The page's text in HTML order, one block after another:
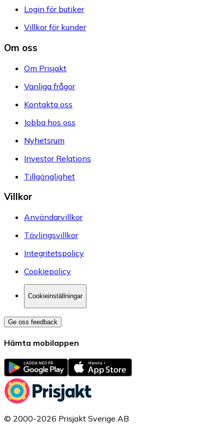
Login för butiker
Villkor för kunder
Om oss
Om Prisjakt
Vanliga frågor
Kontakta oss
Jobba hos oss
Nyhetsrum
Investor Relations
Tillgänglighet
Villkor
Användarvillkor
Tävlingsvillkor
Integritetspolicy
Cookiepolicy
Cookieinställningar
Ge oss feedback
Hämta mobilappen
© 2000-2026 Prisjakt Sverige AB